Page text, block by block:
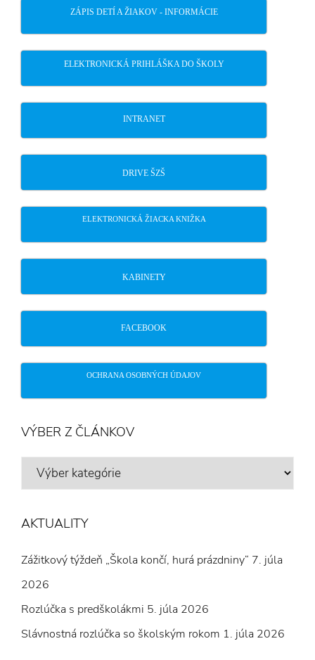
ZÁPIS DETÍ A ŽIAKOV - INFORMÁCIE
ELEKTRONICKÁ PRIHLÁŠKA DO ŠKOLY
INTRANET
DRIVE ŠZŠ
ELEKTRONICKÁ ŽIACKA KNIŽKA
KABINETY
FACEBOOK
OCHRANA OSOBNÝCH ÚDAJOV
VÝBER Z ČLÁNKOV
VÝBER
AKTUALITY
Zážitkový týždeň „Škola končí, hurá prázdniny“ 7. júla
2026
Rozlúčka s predškolákmi 5. júla 2026
Slávnostná rozlúčka so školským rokom 1. júla 2026